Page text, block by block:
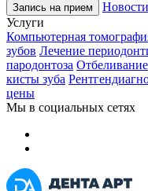
Запись на прием
Услуги
Компьютерная
зубов Лечение
пародонтоза Отбеливание
кисты зуба
цены
Мы в социальных сетях